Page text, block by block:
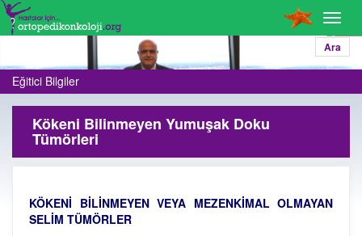
Ara
Eğitici Bilgiler
Kökeni Bilinmeyen Yumuşak Doku
Tümörleri
KÖKENİ BİLİNMEYEN VEYA MEZENKİMAL OLMAYAN
SELİM TÜMÖRLER